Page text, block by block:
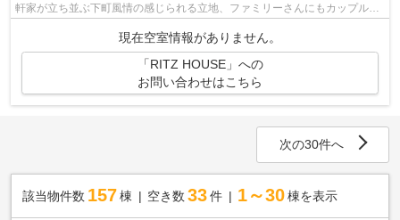
軒家が立ち並ぶ下町風情の感じられる立地、ファミリーさんにもカップルさ
現在空室情報がありません。
「RITZ HOUSE」への
お問い合わせはこちら
次の30件へ
該当物件数 157棟 空き数 33 件 1～30 棟を表示